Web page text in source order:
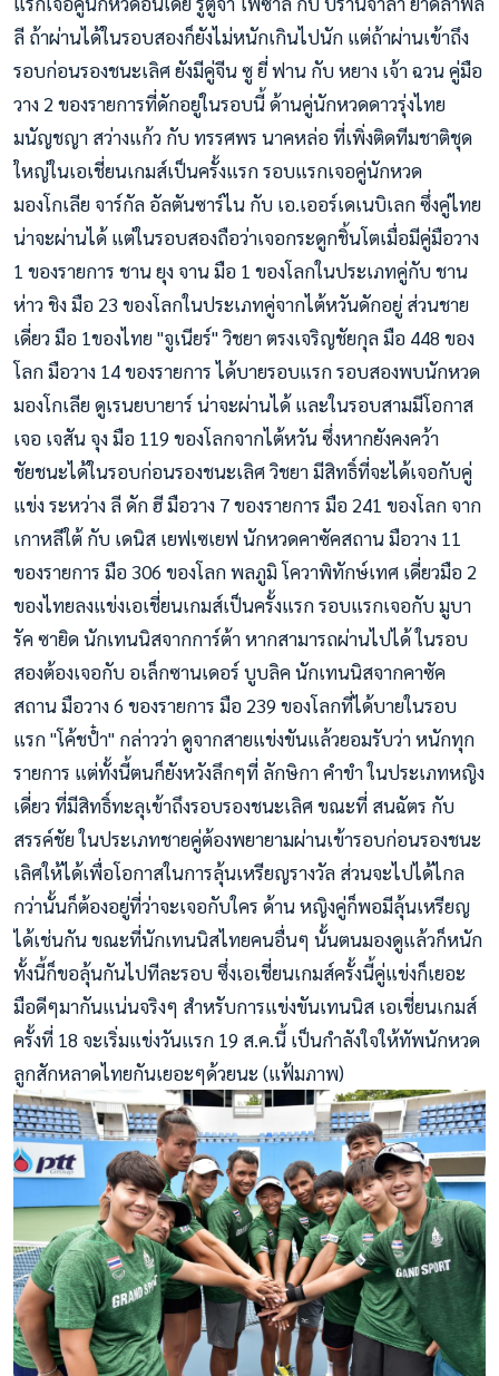
ลี ถ้าผ่านได้ในรอบสองก็ยังไม่หนักเกินไปนัก แต่ถ้าผ่านเข้าถึง
รอบก่อนรองชนะเลิศ ยังมีคู่จีน ซู ยี่ ฟาน กับ หยาง เจ้า ฉวน คู่มือ
วาง 2 ของรายการที่ดักอยู่ในรอบนี้ ด้านคู่นักหวดดาวรุ่งไทย
มนัญชญา สว่างแก้ว กับ ทรรศพร นาคหล่อ ที่เพิ่งติดทีมชาติชุด
ใหญ่ในเอเชี่ยนเกมส์เป็นครั้งแรก รอบแรกเจอคู่นักหวด
มองโกเลีย จาร์กัล อัลตันซาร์ไน กับ เอ.เออร์เดเนบิเลก ซึ่งคู่ไทย
น่าจะผ่านได้ แต่ในรอบสองถือว่าเจอกระดูกชิ้นโตเมื่อมีคู่มือวาง
1 ของรายการ ชาน ยุง จาน มือ 1 ของโลกในประเภทคู่กับ ชาน
ห่าว ชิง มือ 23 ของโลกในประเภทคู่จากไต้หวันดักอยู่ ส่วนชาย
เดี่ยว มือ 1ของไทย "จูเนียร์" วิชยา ตรงเจริญชัยกุล มือ 448 ของ
โลก มือวาง 14 ของรายการ ได้บายรอบแรก รอบสองพบนักหวด
มองโกเลีย ดูเรนยบายาร์ น่าจะผ่านได้ และในรอบสามมีโอกาส
เจอ เจสัน จุง มือ 119 ของโลกจากไต้หวัน ซึ่งหากยังคงคว้า
ชัยชนะได้ในรอบก่อนรองชนะเลิศ วิชยา มีสิทธิ์ที่จะได้เจอกับคู่
แข่ง ระหว่าง ลี ดัก ฮี มือวาง 7 ของรายการ มือ 241 ของโลก จาก
เกาหลีใต้ กับ เดนิส เยฟเซเยฟ นักหวดคาซัคสถาน มือวาง 11
ของรายการ มือ 306 ของโลก พลภูมิ โควาพิทักษ์เทศ เดี่ยวมือ 2
ของไทยลงแข่งเอเชี่ยนเกมส์เป็นครั้งแรก รอบแรกเจอกับ มูบา
รัค ซายิด นักเทนนิสจากการ์ต้า หากสามารถผ่านไปได้ ในรอบ
สองต้องเจอกับ อเล็กซานเดอร์ บูบลิค นักเทนนิสจากคาซัค
สถาน มือวาง 6 ของรายการ มือ 239 ของโลกที่ได้บายในรอบ
แรก "โค้ชป๋ำ" กล่าวว่า ดูจากสายแข่งขันแล้วยอมรับว่า หนักทุก
รายการ แต่ทั้งนี้ตนก็ยังหวังลึกๆที่ ลักษิกา คำขำ ในประเภทหญิง
เดี่ยว ที่มีสิทธิ์ทะลุเข้าถึงรอบรองชนะเลิศ ขณะที่ สนฉัตร กับ
สรรค์ชัย ในประเภทชายคู่ต้องพยายามผ่านเข้ารอบก่อนรองชนะ
เลิศให้ได้เพื่อโอกาสในการลุ้นเหรียญรางวัล ส่วนจะไปได้ไกล
กว่านั้นก็ต้องอยู่ที่ว่าจะเจอกับใคร ด้าน หญิงคู่ก็พอมีลุ้นเหรียญ
ได้เช่นกัน ขณะที่นักเทนนิสไทยคนอื่นๆ นั้นตนมองดูแล้วก็หนัก
ทั้งนี้ก็ขอลุ้นกันไปทีละรอบ ซึ่งเอเชี่ยนเกมส์ครั้งนี้คู่แข่งก็เยอะ
มือดีๆมากันแน่นจริงๆ สำหรับการแข่งขันเทนนิส เอเชี่ยนเกมส์
ครั้งที่ 18 จะเริ่มแข่งวันแรก 19 ส.ค.นี้ เป็นกำลังใจให้ทัพนักหวด
ลูกสักหลาดไทยกันเยอะๆด้วยนะ (แฟ้มภาพ)